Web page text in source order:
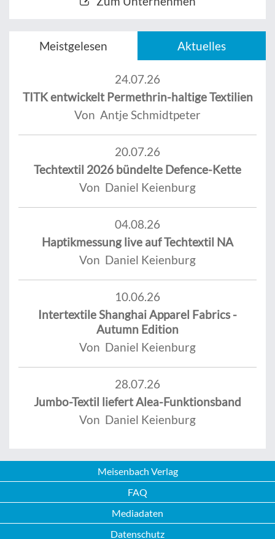
Meistgelesen Aktuelles
24.07.26
TITK entwickelt Permethrin-haltige Textilien
Von Antje Schmidtpeter
20.07.26
Techtextil 2026 bündelte Defence-Kette
Von Daniel Keienburg
04.08.26
Haptikmessung live auf Techtextil NA
Von Daniel Keienburg
10.06.26
Intertextile Shanghai Apparel Fabrics -
Autumn Edition
Von Daniel Keienburg
28.07.26
Jumbo-Textil liefert Alea-Funktionsband
Von Daniel Keienburg
Meisenbach Verlag
FAQ
Mediadaten
Datenschutz